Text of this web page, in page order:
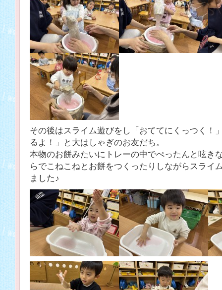
その後はスライム遊びをし「おててにくっつく！
るよ！」と大はしゃぎのお友だち。
本物のお餅みたいにトレーの中でぺったんと呟き
らでこねこねとお餅をつくったりしながらスライ
ました♪